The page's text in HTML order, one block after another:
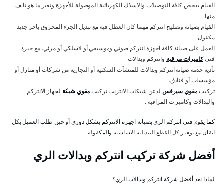
القيام بفحص كافة التوصيلات والاسلاك الكهربائية الموصولة للأجهزة وتغير ما هو تالف
منها.
القيام بصيانة وتصليح انتركم مهما كان العطل فيه مع تبديل الجزء المحروق باخر جديد
مكفول.
العمل على صيانة كافة اجهزة انتركم صوتي وموسيقي أو لاسلكي أو مرئي. مع خبرة
فنيكاميرات مراقبة وانتركم وبدالات
تأدية خدمة صيانة انتركم وبدالات للمنشآت السكنية أو التجارية من شركات أو منازل أو
مؤسسات أو فنادق.
تركيبمقوي سيرفس لدعن شبكات الانترنت تركيبمقوي شبكة لجهاز الانتركم
والبدالات وكاميرات المراقبة .
كما يقوم فني انتركم الري بصيانة اجهزة الانتركم بشكل دوري أو حين طلب العميل بكل
اتقان مع توفير كل القطع التبديلية الاساسية والمكفولة.
أفضل شركة تركيب انتركم وبدالات الري
لماذا نعد أفضل شركة انتركم وبدالات الري؟